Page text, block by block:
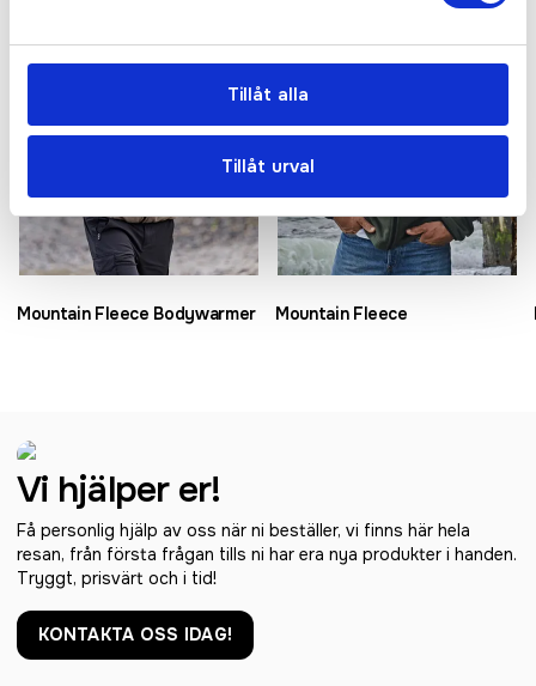
Tillåt alla
Tillåt urval
Mountain Fleece Bodywarmer Mountain Fleece
Vi hjälper er!
Få personlig hjälp av oss när ni beställer, vi finns här hela
resan, från första frågan tills ni har era nya produkter i handen.
Tryggt, prisvärt och i tid!
KONTAKTA OSS IDAG!